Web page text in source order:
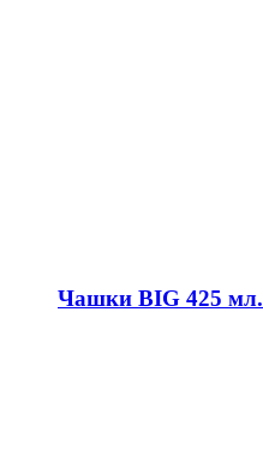
Чашки BIG 425 мл.